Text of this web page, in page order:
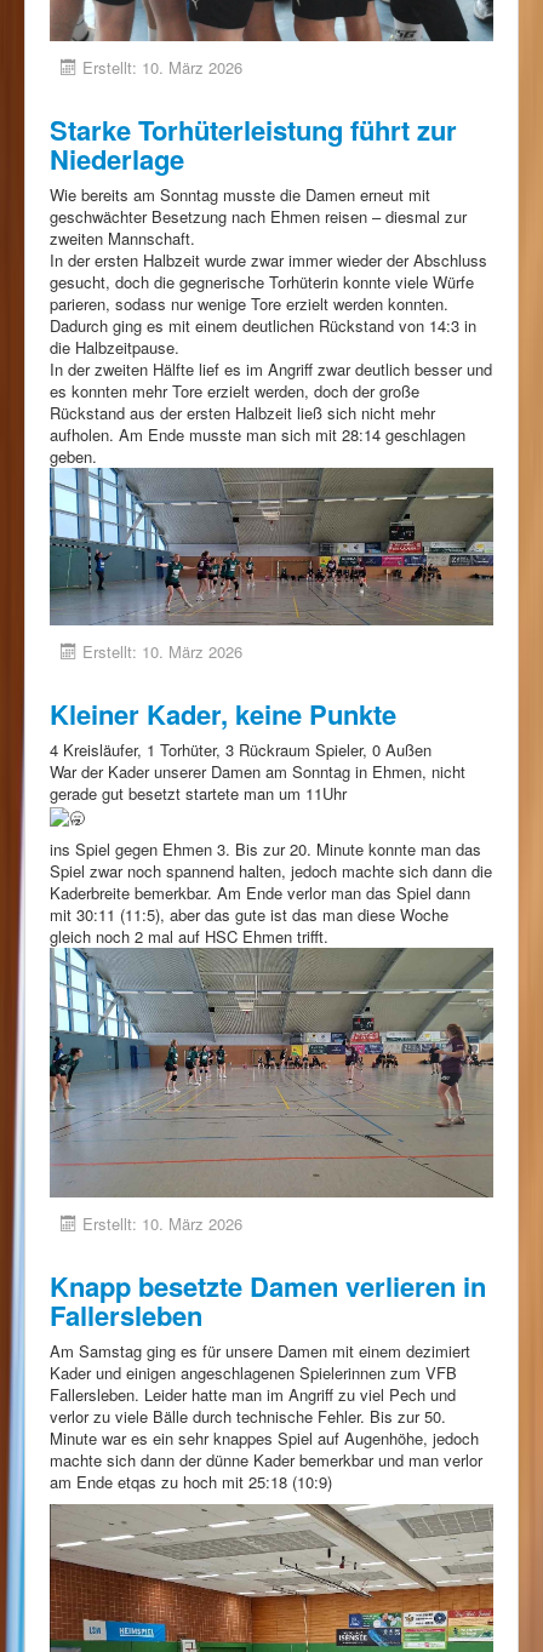
Erstellt: 10. März 2026
Starke Torhüterleistung führt zur
Niederlage
Wie bereits am Sonntag musste die Damen erneut mit
geschwächter Besetzung nach Ehmen reisen – diesmal zur
zweiten Mannschaft.
In der ersten Halbzeit wurde zwar immer wieder der Abschluss
gesucht, doch die gegnerische Torhüterin konnte viele Würfe
parieren, sodass nur wenige Tore erzielt werden konnten.
Dadurch ging es mit einem deutlichen Rückstand von 14:3 in
die Halbzeitpause.
In der zweiten Hälfte lief es im Angriff zwar deutlich besser und
es konnten mehr Tore erzielt werden, doch der große
Rückstand aus der ersten Halbzeit ließ sich nicht mehr
aufholen. Am Ende musste man sich mit 28:14 geschlagen
geben.
Erstellt: 10. März 2026
Kleiner Kader, keine Punkte
4 Kreisläufer, 1 Torhüter, 3 Rückraum Spieler, 0 Außen
War der Kader unserer Damen am Sonntag in Ehmen, nicht
gerade gut besetzt startete man um 11Uhr
ins Spiel gegen Ehmen 3. Bis zur 20. Minute konnte man das
Spiel zwar noch spannend halten, jedoch machte sich dann die
Kaderbreite bemerkbar. Am Ende verlor man das Spiel dann
mit 30:11 (11:5), aber das gute ist das man diese Woche
gleich noch 2 mal auf HSC Ehmen trifft.
Erstellt: 10. März 2026
Knapp besetzte Damen verlieren in
Fallersleben
Am Samstag ging es für unsere Damen mit einem dezimiert
Kader und einigen angeschlagenen Spielerinnen zum VFB
Fallersleben. Leider hatte man im Angriff zu viel Pech und
verlor zu viele Bälle durch technische Fehler. Bis zur 50.
Minute war es ein sehr knappes Spiel auf Augenhöhe, jedoch
machte sich dann der dünne Kader bemerkbar und man verlor
am Ende etqas zu hoch mit 25:18 (10:9)